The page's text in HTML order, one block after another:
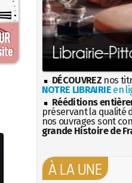
DÉCOUVREZ nos
NOTRE LIBRAIRIEen
Rééditions
préservant la qualité
nos ouvrages sont
grande Histoire de
À LA UNE